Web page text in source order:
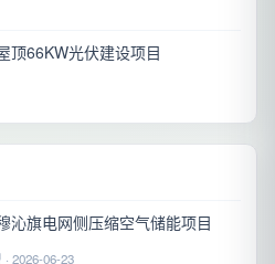
顶66KW光伏建设项目
沁旗电网侧压缩空气储能项目
2026-06-23